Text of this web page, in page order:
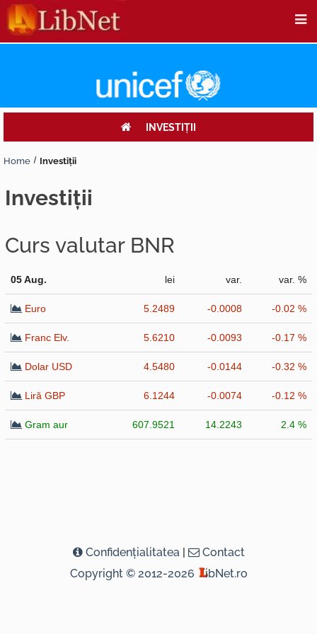
INVESTIŢII
Home Investiţii
investiţii
Curs valutar BNR
05 Aug. lei var. var. %
Euro 5.2489 -0.0008 -0.02 %
Franc Elv. 5.6210 -0.0093 -0.17 %
Dolar USD 4.5480 -0.0144 -0.32 %
Liră GBP 6.1244 -0.0074 -0.12 %
Gram aur 607.9521 14.2243 2.4 %
Confidenţialitatea |
Contact
Copyright © 2012-2026
ibNet.ro